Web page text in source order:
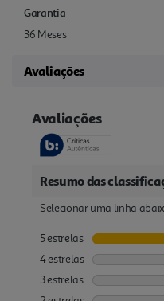
Garantia
36 Meses
Avaliações